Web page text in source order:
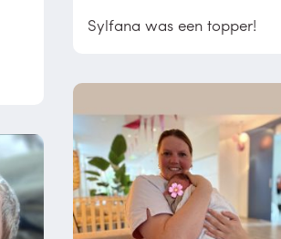
Sylfana was een topper!